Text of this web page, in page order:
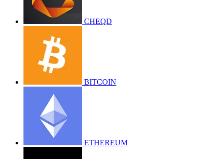
CHEQD
BITCOIN
ETHEREUM